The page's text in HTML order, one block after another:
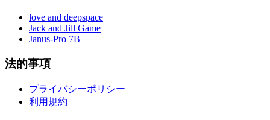
love and deepspace
Jack and Jill Game
Janus-Pro 7B
法的事項
プライバシーポリシー
利用規約